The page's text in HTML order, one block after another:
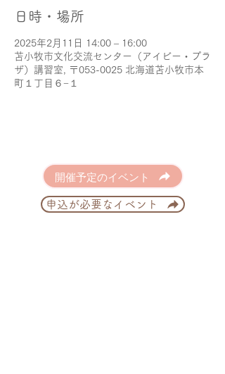
日時・場所
2025年2月11日 14:00 – 16:00
苫小牧市文化交流センター（アイビー・プラ
ザ）講習室, 〒053-0025 北海道苫小牧市本
町１丁目６−１
開催予定のイベント
申込が必要なイベント